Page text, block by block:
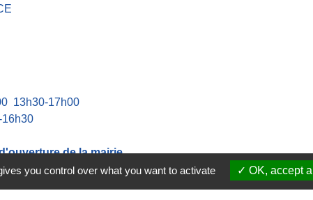
13h30-17h00
de la mairie
you control over what you want to activate OK, accept all